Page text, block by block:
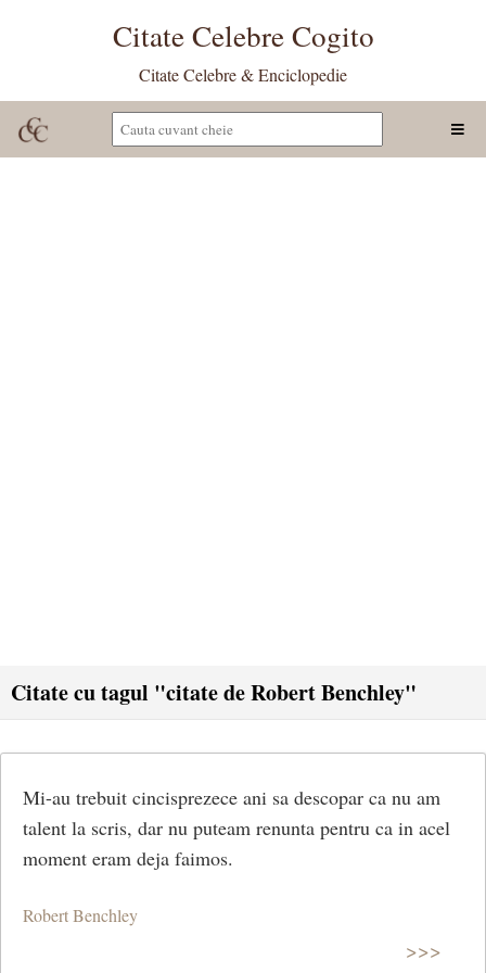
Citate Celebre Cogito
Citate Celebre & Enciclopedie
Citate cu tagul "citate de Robert Benchley"
Mi-au trebuit cincisprezece ani sa descopar ca nu am
talent la scris, dar nu puteam renunta pentru ca in acel
moment eram deja faimos.
Robert Benchley
>>>